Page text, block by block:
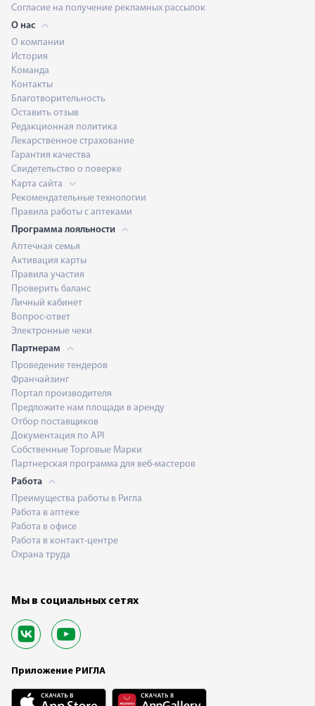
Согласие на получение рекламных рассылок
О нас
О компании
История
Команда
Контакты
Благотворительность
Оставить отзыв
Редакционная политика
Лекарственное страхование
Гарантия качества
Свидетельство о поверке
Карта сайта
Рекомендательные технологии
Правила работы с аптеками
Программа лояльности
Аптечная семья
Активация карты
Правила участия
Проверить баланс
Личный кабинет
Вопрос-ответ
Электронные чеки
Партнерам
Проведение тендеров
Франчайзинг
Портал производителя
Предложите нам площади в аренду
Отбор поставщиков
Документация по API
Собственные Торговые Марки
Партнерская программа для веб-мастеров
Работа
Преимущества работы в Ригла
Работа в аптеке
Работа в офисе
Работа в контакт-центре
Охрана труда
Мы в социальных сетях
Приложение РИГЛА